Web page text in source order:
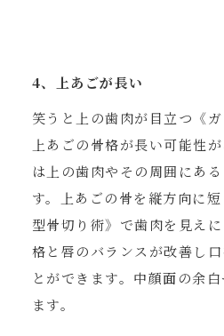
4、上あごが長い
笑うと上の歯肉が目立つ《
上あごの骨格が長い可能性
は上の歯肉やその周囲にあ
す。上あごの骨を縦方向に
型骨切り術》で歯肉を見え
格と唇のバランスが改善し
とができます。中顔面の余
ます。